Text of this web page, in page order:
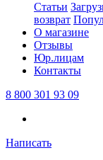
Статьи
возврат
О магазине
Отзывы
Юр.лицам
Контакты
8 800 301 93 09
Написать